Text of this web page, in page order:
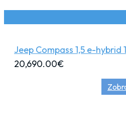
Jeep Compass 1,5 e-hybrid
20,690.00€